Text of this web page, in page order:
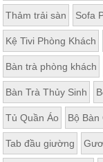
Thảm trải sàn Sofa
Kệ Tivi Phòng Khách
Bàn trà phòng khách
Bàn Trà Thủy Sinh
Tủ Quần Áo Bộ Bàn
Tab đầu giường